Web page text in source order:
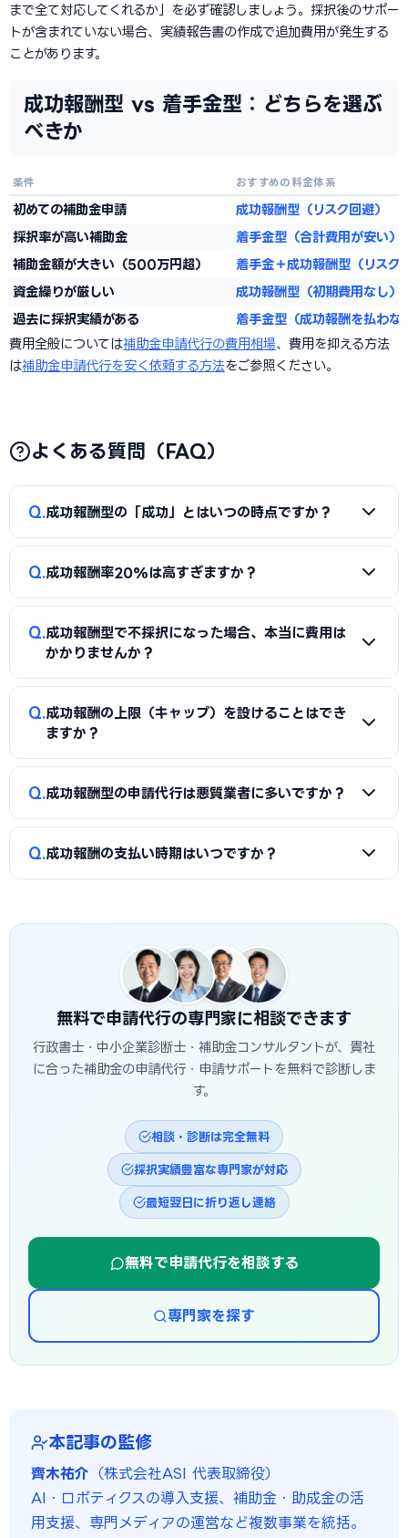
まで全て対応してくれるか」を必ず確認しましょう。採択後のサポー
トが含まれていない場合、実績報告書の作成で追加費用が発生する
ことがあります。
成功報酬型 vs 着手金型：どちらを選ぶ
べきか
条件 おすすめの料金体系
初めての補助金申請
成功報酬型（リスク回避）
採択率が高い補助金
着手金型（合計費用が安い）
補助金額が大きい（500万円超）
着手金＋成功報酬型（リスク
資金繰りが厳しい
成功報酬型（初期費用なし）
過去に採択実績がある
着手金型（成功報酬を払わな
費用全般については補助金申請代行の費用相場、費用を抑える方法
は補助金申請代行を安く依頼する方法をご参照ください。
よくある質問（FAQ）
Q 成功報酬型の「成功」とはいつの時点ですか？
A
業者によって定義が異なります。①採択通知の受領時点②
あります。契約書に明確に定義されているか確認し、補助金
受給前に高額な成功報酬を請求されないよう注意しましょ
う。
Q 成功報酬率20%は高すぎますか？
A
補助金額が小さい（50〜100万円程度）場合の持続化補
助金等では20%前後もあります。一方、補助金額が500万円
す。補助金額が大きいほど成功報酬率は低く設定するか、上
限（キャップ）を設けることを交渉しましょう。
Q 成功報酬型で不採択になった場合、本当に費用は
かかりませんか？
A
完全成功報酬型であれば不採択時の費用はゼロです。ただ
し着手金＋成功報酬の混合型では着手金が返金されない場合
確認してください。
Q 成功報酬の上限（キャップ）を設けることはでき
ますか？
A
交渉によって可能です。例えば「成功報酬率10%、ただし
助金額が大きい場合は上限設定の交渉を積極的に行いましょ
う。
Q 成功報酬型の申請代行は悪質業者に多いですか？
A
成功報酬型自体が悪質なわけではありません。ただし「採
Q 成功報酬の支払い時期はいつですか？
補助金受給後の場合は、実績報告・確定検査を経て補助金が
振り込まれてから支払う形になります。補助金振込から成功
報酬支払いまでのタイムラグを契約書で確認しておきましょ
無料で申請代行の専門家に相談できます
行政書士・中小企業診断士・補助金コンサルタントが、貴社
に合った補助金の申請代行・申請サポートを無料で診断しま
す。
相談・診断は完全無料
採択実績豊富な専門家が対応
最短翌日に折り返し連絡
無料で申請代行を相談する
専門家を探す
本記事の監修
齊木祐介 （株式会社ASI 代表取締役）
AI・ロボティクスの導入支援、補助金・助成金の活
用支援、専門メディアの運営など複数事業を統括。